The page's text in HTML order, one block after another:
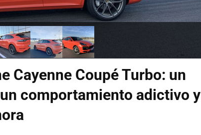
Cayenne Coupé Turbo: un
comportamiento adictivo y